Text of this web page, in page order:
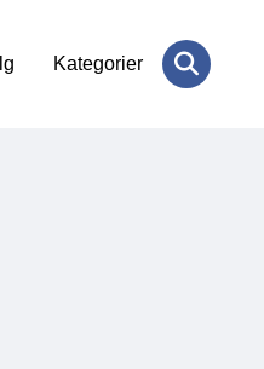
Kategorier